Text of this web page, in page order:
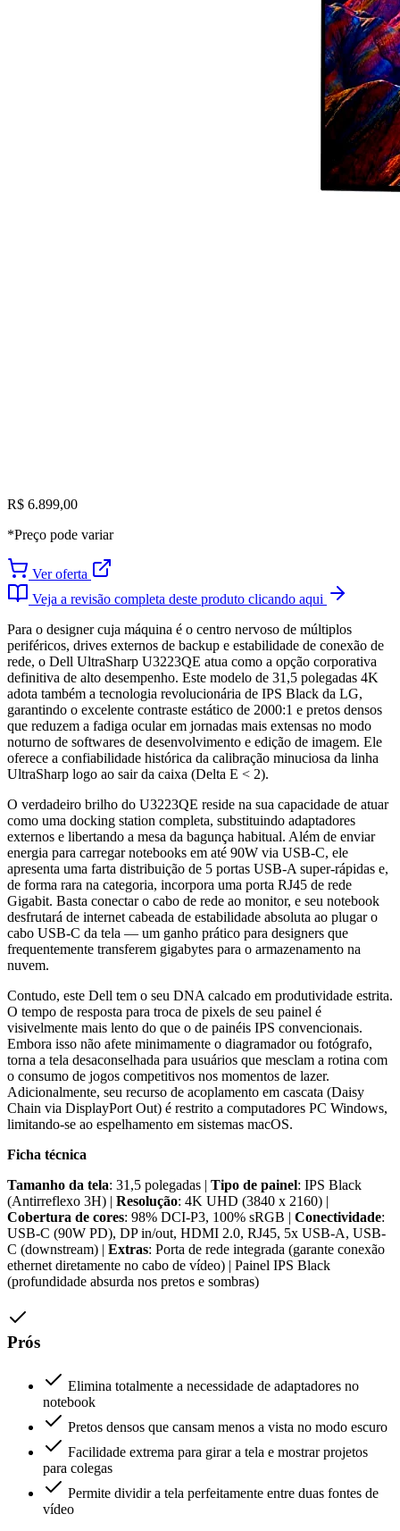
R$ 6.899,00
*Preço pode variar
Ver oferta
Veja a revisão completa deste produto clicando aqui
Para o designer cuja máquina é o centro nervoso de múltiplos
periféricos, drives externos de backup e estabilidade de conexão de
rede, o Dell UltraSharp U3223QE atua como a opção corporativa
definitiva de alto desempenho. Este modelo de 31,5 polegadas 4K
adota também a tecnologia revolucionária de IPS Black da LG,
garantindo o excelente contraste estático de 2000:1 e pretos densos
que reduzem a fadiga ocular em jornadas mais extensas no modo
noturno de softwares de desenvolvimento e edição de imagem. Ele
oferece a confiabilidade histórica da calibração minuciosa da linha
UltraSharp logo ao sair da caixa (Delta E < 2).
O verdadeiro brilho do U3223QE reside na sua capacidade de atuar
como uma docking station completa, substituindo adaptadores
externos e libertando a mesa da bagunça habitual. Além de enviar
energia para carregar notebooks em até 90W via USB-C, ele
apresenta uma farta distribuição de 5 portas USB-A super-rápidas e,
de forma rara na categoria, incorpora uma porta RJ45 de rede
Gigabit. Basta conectar o cabo de rede ao monitor, e seu notebook
desfrutará de internet cabeada de estabilidade absoluta ao plugar o
cabo USB-C da tela — um ganho prático para designers que
frequentemente transferem gigabytes para o armazenamento na
nuvem.
Contudo, este Dell tem o seu DNA calcado em produtividade estrita.
O tempo de resposta para troca de pixels de seu painel é
visivelmente mais lento do que o de painéis IPS convencionais.
Embora isso não afete minimamente o diagramador ou fotógrafo,
torna a tela desaconselhada para usuários que mesclam a rotina com
o consumo de jogos competitivos nos momentos de lazer.
Adicionalmente, seu recurso de acoplamento em cascata (Daisy
Chain via DisplayPort Out) é restrito a computadores PC Windows,
limitando-se ao espelhamento em sistemas macOS.
Ficha técnica
Tamanho da tela: 31,5 polegadas | Tipo de painel: IPS Black
(Antirreflexo 3H) | Resolução: 4K UHD (3840 x 2160) |
Cobertura de cores: 98% DCI-P3, 100% sRGB | Conectividade:
USB-C (90W PD), DP in/out, HDMI 2.0, RJ45, 5x USB-A, USB-
C (downstream) | Extras: Porta de rede integrada (garante conexão
ethernet diretamente no cabo de vídeo) | Painel IPS Black
(profundidade absurda nos pretos e sombras)
Prós
Elimina totalmente a necessidade de adaptadores no
notebook
Pretos densos que cansam menos a vista no modo escuro
Facilidade extrema para girar a tela e mostrar projetos
para colegas
Permite dividir a tela perfeitamente entre duas fontes de
vídeo